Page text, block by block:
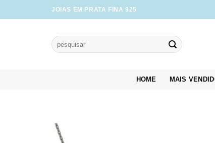
to
JOIAS EM PRATA FINA 925
Pesquisar
por:
HOME MAIS